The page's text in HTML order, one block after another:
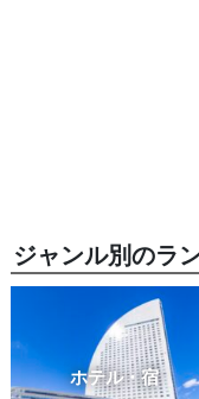
ジャンル別のラ
ホテル・宿